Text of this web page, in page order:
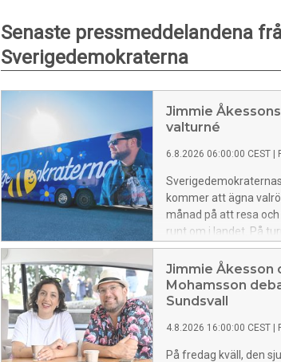
Senaste pressmeddelandena
Sverigedemokraterna
Jimmie
valturné
6.8.2026 06:00:00 CEST
kommer att ägna
månad på att resa
runt om i landet. På
att bjudas på musik,
folkfest.
Jimmie Åkesson
Mohamsson
Sundsvall
4.8.2026 16:00:00 CEST
På fredag kväll, den